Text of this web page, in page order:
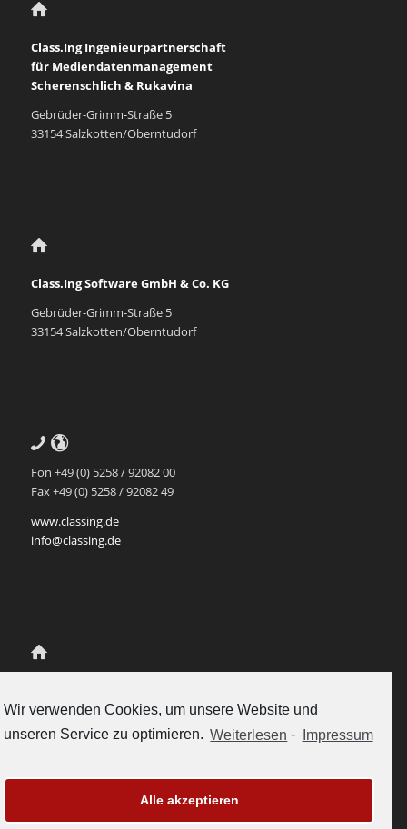
Wir verwenden Cookies, um unsere Website und
unseren Service zu optimieren. Weiterlesen - Impressum
Alle akzeptieren
Class.Ing Ingenieurpartnerschaft
für Mediendatenmanagement
Scherenschlich & Rukavina
Gebrüder-Grimm-Straße 5
33154 Salzkotten/Oberntudorf
Class.Ing Software GmbH & Co. KG
Gebrüder-Grimm-Straße 5
33154 Salzkotten/Oberntudorf
Fon +49 (0) 5258 / 92082 00
Fax +49 (0) 5258 / 92082 49
www.classing.de
info@classing.de
für Mediendatenmanagement
Scherenschlich und Rukavina
Gubelstrasse 12
Tel. +41-41-5112558